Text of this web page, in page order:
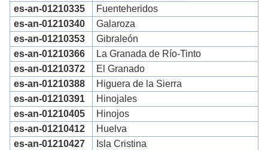
es-an-01210335
Fuenteheridos
es-an-01210340
Galaroza
es-an-01210353
Gibraleón
es-an-01210366
La Granada de Río-Tinto
es-an-01210372
El Granado
es-an-01210388
Higuera de la Sierra
es-an-01210391
Hinojales
es-an-01210405
Hinojos
es-an-01210412
Huelva
es-an-01210427
Isla Cristina